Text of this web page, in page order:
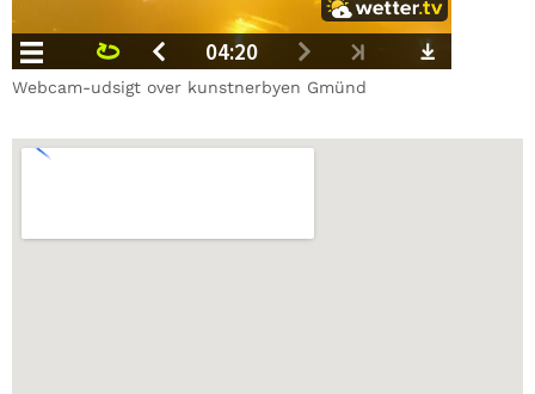
Webcam-udsigt over kunstnerbyen Gmünd